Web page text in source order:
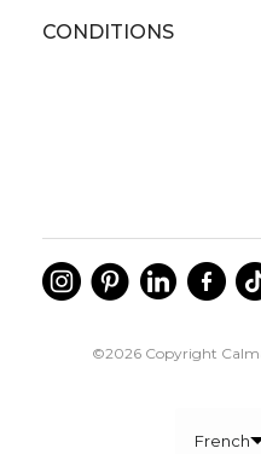
CONDITIONS
©2026 Copyright
French